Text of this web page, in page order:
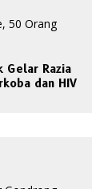
Gelar Razia
dan HIV